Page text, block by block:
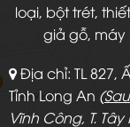
loại, bột trét,
giả gỗ, máy
Địa chỉ: TL 827,
Tỉnh Long An (
Vĩnh Công, T. Tây